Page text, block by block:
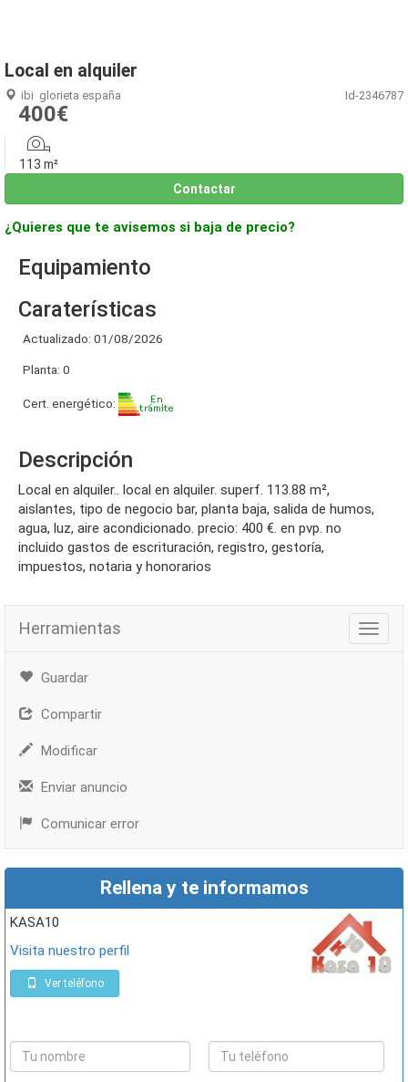
Local en alquiler
ibi glorieta españa Id-2346787
400€
113 m²
Contactar
¿Quieres que te avisemos si baja de precio?
Equipamiento
Caraterísticas
Actualizado: 01/08/2026
Planta: 0
Cert. energético:
Descripción
local en alquiler.. local en alquiler. superf. 113.88 m²,
aislantes, tipo de negocio bar, planta baja, salida de humos,
agua, luz, aire acondicionado. precio: 400 €. en pvp. no
incluido gastos de escrituración, registro, gestoría,
impuestos, notaria y honorarios
Herramientas
Guardar
Compartir
Modificar
Enviar anuncio
Comunicar error
Rellena y te informamos
KASA10
Visita nuestro perfil
Ver teléfono